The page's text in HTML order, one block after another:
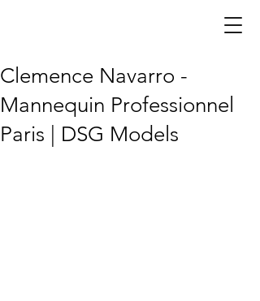
Clemence Navarro -
Mannequin Professionnel
Paris | DSG Models